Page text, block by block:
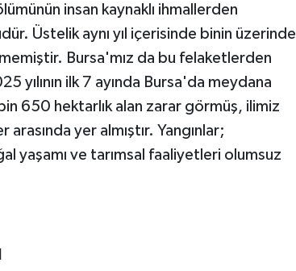
insan kaynaklı ihmallerden
Üstelik aynı yıl içerisinde binin üzerinde
Bursa'mız da bu felaketlerden
yılının ilk 7 ayında Bursa'da meydana
650 hektarlık alan zarar görmüş, ilimiz
yer almıştır. Yangınlar;
yaşamı ve tarımsal faaliyetleri olumsuz